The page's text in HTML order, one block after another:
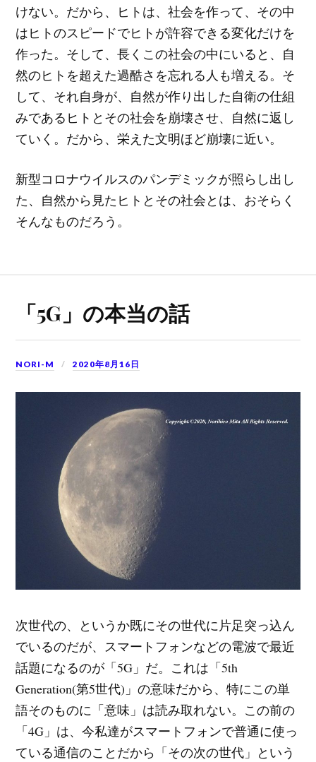
けない。だから、ヒトは、社会を作って、その中
はヒトのスピードでヒトが許容できる変化だけを
作った。そして、長くこの社会の中にいると、自
然のヒトを超えた過酷さを忘れる人も増える。そ
して、それ自身が、自然が作り出した自衛の仕組
みであるヒトとその社会を崩壊させ、自然に返し
ていく。だから、栄えた文明ほど崩壊に近い。
新型コロナウイルスのパンデミックが照らし出し
た、自然から見たヒトとその社会とは、おそらく
そんなものだろう。
「5G」の本当の話
NORI-M 2020年8月16日
次世代の、というか既にその世代に片足突っ込ん
でいるのだが、スマートフォンなどの電波で最近
話題になるのが「5G」だ。これは「5th
Generation(第5世代)」の意味だから、特にこの単
語そのものに「意味」は読み取れない。この前の
「4G」は、今私達がスマートフォンで普通に使っ
ている通信のことだから「その次の世代」という